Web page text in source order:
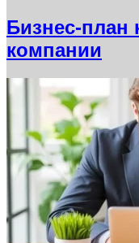
Бизнес-план
компании